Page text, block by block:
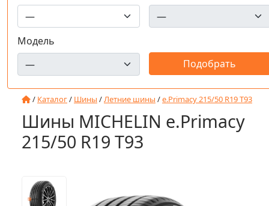
Модель
/ Каталог/ Шины /Летние шины /e.Primacy 215/50 R19 T93
Шины MICHELIN e.Primacy
215/50 R19 T93